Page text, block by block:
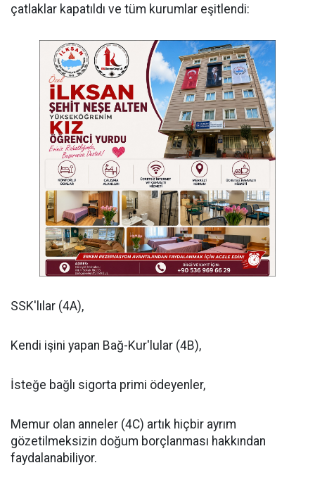
çatlaklar kapatıldı ve tüm kurumlar eşitlendi:
SSK'lılar (4A),
Kendi işini yapan Bağ-Kur'lular (4B),
İsteğe bağlı sigorta primi ödeyenler,
Memur olan anneler (4C) artık hiçbir ayrım
gözetilmeksizin doğum borçlanması hakkından
faydalanabiliyor.